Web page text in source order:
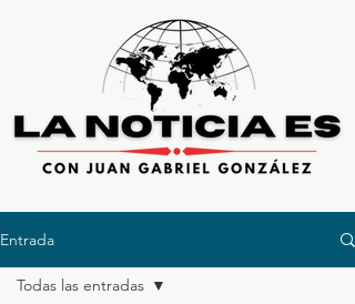
Entrada
Todas las entradas